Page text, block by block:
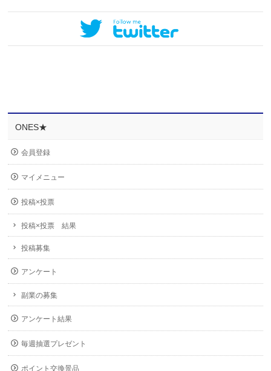
ONES★
会員登録
マイメニュー
投稿×投票
投稿×投票 結果
投稿募集
アンケート
副業の募集
アンケート結果
毎週抽選プレゼント
ポイント交換景品